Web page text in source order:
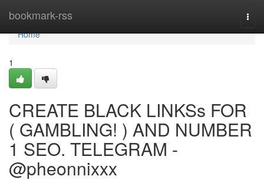
bookmark-rss
Home
Home
1
CREATE BLACK LINKSs FOR
( GAMBLING! ) AND NUMBER
1 SEO. TELEGRAM -
@pheonnixxx